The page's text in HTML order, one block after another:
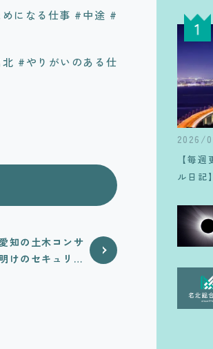
になる仕事 #中途 #
#やりがいのある仕
知の土木コンサ
けのセキュリテ
2026/
【毎
ル日記